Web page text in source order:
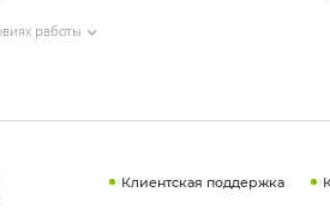
работы
Клиентская поддержка